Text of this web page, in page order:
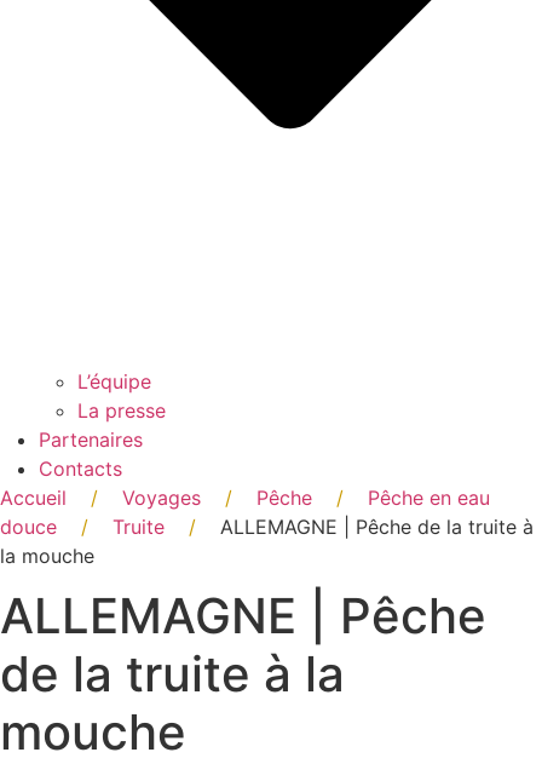
L’équipe
La presse
Partenaires
Contacts
Accueil
/ Voyages / Pêche /
Pêche en eau
douce
/ Truite /
ALLEMAGNE | Pêche de la truite à
la mouche
ALLEMAGNE | Pêche
de la truite à la
mouche